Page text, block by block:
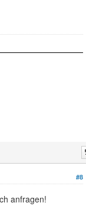
#8
anfragen!